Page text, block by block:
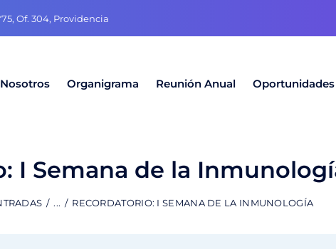
Of. 304, Providencia
Nosotros Organigrama Reunión Anual Oportunidades
I Semana de la
... RECORDATORIO: I SEMANA DE LA INMUNOLOGÍA